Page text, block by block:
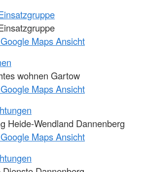
Maps Ansicht
wohnen Gartow
Maps Ansicht
Heide-Wendland Dannenberg
Maps Ansicht